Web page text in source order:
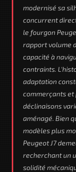
modernisé sa
concurrent
le fourgon
rapport volume
capacité à
contraints.
adaptation
commerçants et
déclinaisons
aménagé. Bien
modèles plus
Peugeot J7
recherchant un
solidité